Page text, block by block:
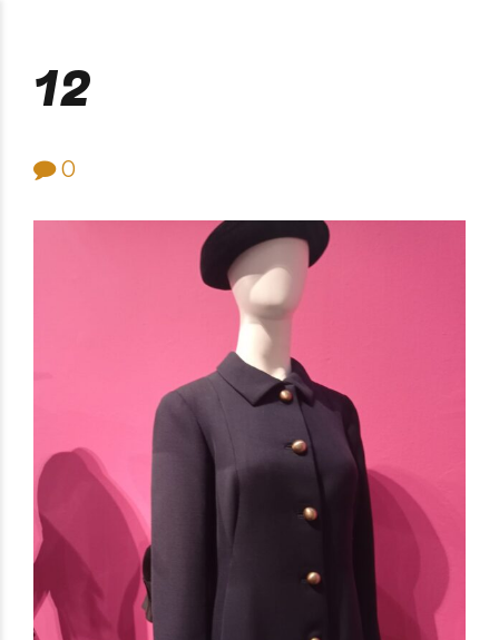
12
0